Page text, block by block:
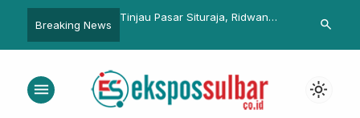
Breaking News
Jabar CONNECTI:CITY 2022
Bandung
DPR Minta
search
menu light_mode